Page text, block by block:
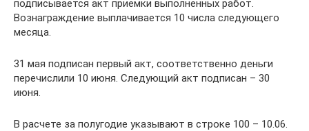
подписывается акт приемки выполненных работ.
Вознаграждение выплачивается 10 числа следующего
месяца.
31 мая подписан первый акт, соответственно деньги
перечислили 10 июня. Следующий акт подписан – 30
июня.
В расчете за полугодие указывают в строке 100 – 10.06.